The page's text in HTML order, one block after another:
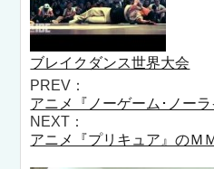
ブレイクダンス世界大会
PREV：
アニメ『ノーゲーム･ノー
NEXT：
アニメ『プリキュア』のＭ